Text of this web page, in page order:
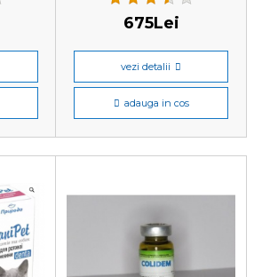
675Lei
vezi detalii
adauga in cos